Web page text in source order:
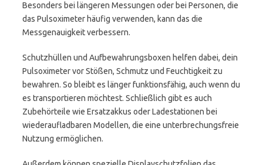
Besonders bei längeren Messungen oder bei Personen, die
das Pulsoximeter häufig verwenden, kann das die
Messgenauigkeit verbessern.
Schutzhüllen und Aufbewahrungsboxen helfen dabei, dein
Pulsoximeter vor Stößen, Schmutz und Feuchtigkeit zu
bewahren. So bleibt es länger funktionsfähig, auch wenn du
es transportieren möchtest. Schließlich gibt es auch
Zubehörteile wie Ersatzakkus oder Ladestationen bei
wiederaufladbaren Modellen, die eine unterbrechungsfreie
Nutzung ermöglichen.